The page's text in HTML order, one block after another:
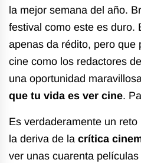
la mejor semana del año.
festival como este es duro.
apenas da rédito, pero que
cine como los redactores
una oportunidad
que tu vida es ver cine.
Es verdaderamente un
la deriva de la crítica
ver unas cuarenta